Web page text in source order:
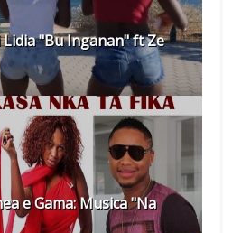
Lidia "Bu Inganan" ft Ze
e Gama: Musica "Na